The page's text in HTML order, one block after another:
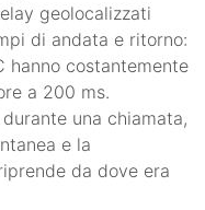
geolocalizzati
di andata e ritorno:
hanno costantemente
a 200 ms.
una chiamata,
e la
da dove era